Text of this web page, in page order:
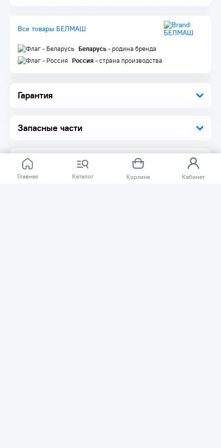
Главная Каталог Корзина Кабинет
Гарантия
Запасные части
Все товары БЕЛМАШ
Беларусь- родина бренда
Россия - страна производства
Отзывов ещё нет.